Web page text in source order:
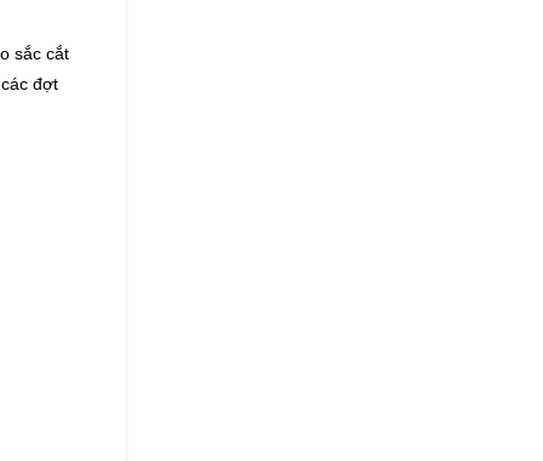
sắc cắt
đợt